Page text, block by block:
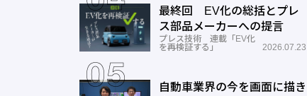
最終回 EV化の総括とプレ
ス部品メーカーへの提言
プレス技術 連載「EV化
を再検証する」
2026.07.23
自動車業界の今を画面に描き